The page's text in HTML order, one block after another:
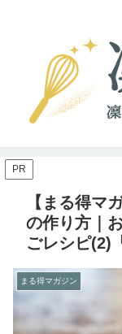
PR
【まる得マ
の作り方｜
ごレシピ(2)
まる得マガジン